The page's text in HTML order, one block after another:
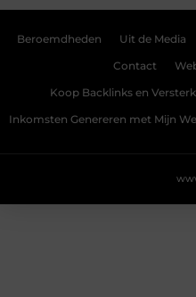
Beroemdheden Uit de Media
Contact
Koop Backlinks en
Inkomsten Genereren met Mijn